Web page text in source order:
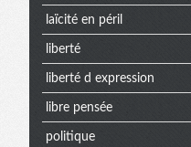
laïcité en péril
liberté
liberté d expression
libre pensée
politique